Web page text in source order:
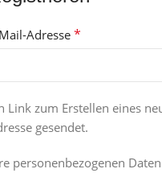
Adresse *
Link zum Erstellen eines
gesendet.
personenbezogenen